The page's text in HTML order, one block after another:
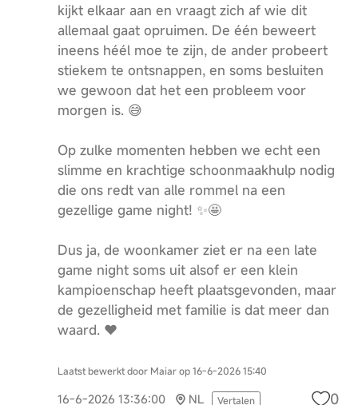
kijkt elkaar aan en vraagt zich af wie dit
allemaal gaat opruimen. De één beweert
ineens héél moe te zijn, de ander probeert
stiekem te ontsnappen, en soms besluiten
we gewoon dat het een probleem voor
morgen is. 😅
Op zulke momenten hebben we echt een
slimme en krachtige schoonmaakhulp nodig
die ons redt van alle rommel na een
gezellige game night! ✨🤩
Dus ja, de woonkamer ziet er na een late
game night soms uit alsof er een klein
kampioenschap heeft plaatsgevonden, maar
de gezelligheid met familie is dat meer dan
waard. ❤️
Laatst bewerkt door Maiar op 16-6-2026 15:40
16-6-2026 13:36:00 NL Vertalen 0